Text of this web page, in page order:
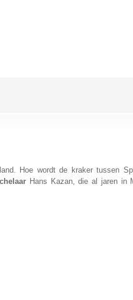
Hoe wordt de kraker tussen
Hans Kazan, die al jaren in